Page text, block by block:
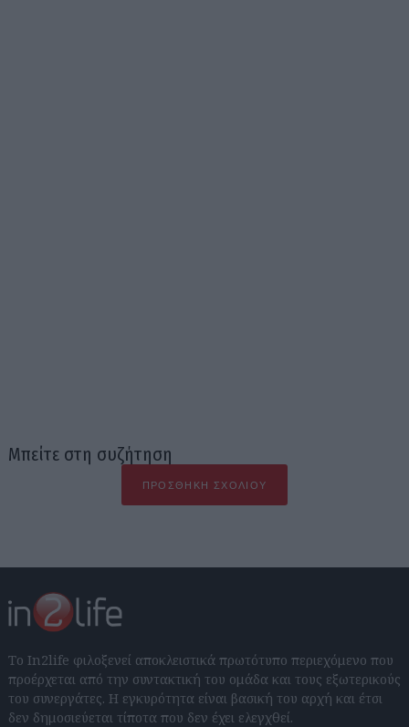
Μπείτε στη συζήτηση
ΠΡΟΣΘΉΚΗ ΣΧΟΛΊΟΥ
Το In2life φιλοξενεί αποκλειστικά πρωτότυπο περιεχόμενο που
προέρχεται από την συντακτική του ομάδα και τους εξωτερικούς
του συνεργάτες. Η εγκυρότητα είναι βασική του αρχή και έτσι
δεν δημοσιεύεται τίποτα που δεν έχει ελεγχθεί.